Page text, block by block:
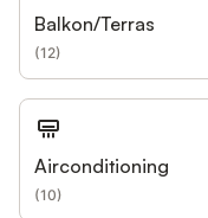
Balkon/Terras
(12)
Airconditioning
(10)